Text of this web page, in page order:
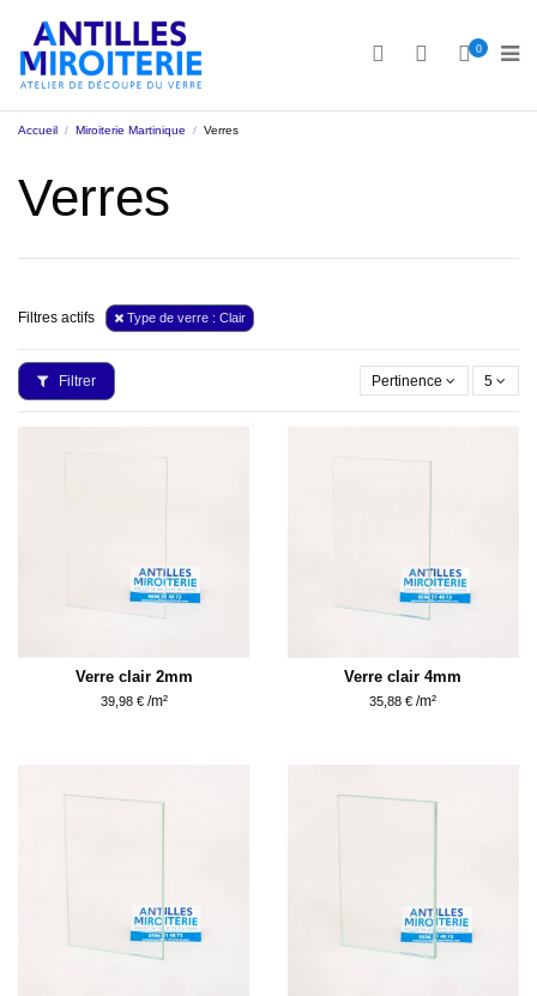
0
Accueil Miroiterie Martinique Verres
Verres
Filtres actifs Type de verre : Clair
Filtrer Pertinence 5
Verre clair 2mm
39,98 € /m²
Verre clair 4mm
35,88 € /m²